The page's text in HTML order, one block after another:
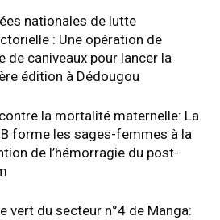
nationales de lutte
: Une opération de
de caniveaux pour lancer la
édition à Dédougou
la mortalité maternelle: La
forme les sages-femmes à la
de l’hémorragie du post-
vert du secteur n°4 de Manga: